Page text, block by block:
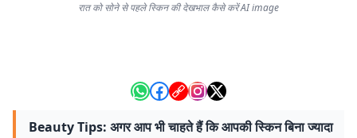
रात को सोने से पहले स्किन की देखभाल कैसे करें AI image
Beauty Tips: अगर आप भी चाहते हैं कि आपकी स्किन बिना ज्यादा